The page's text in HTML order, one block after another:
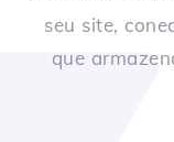
seu site,
que